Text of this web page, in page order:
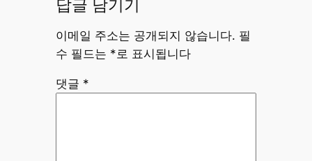
답글 남기기
이메일 주소는 공개되지 않습니다. 필
수 필드는 *로 표시됩니다
댓글 *